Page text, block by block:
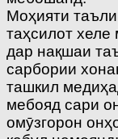
Моҳияти
таҳсилот хеле
дар нақшаи
сарбории
ташкил
мебояд сари
омӯзгорон